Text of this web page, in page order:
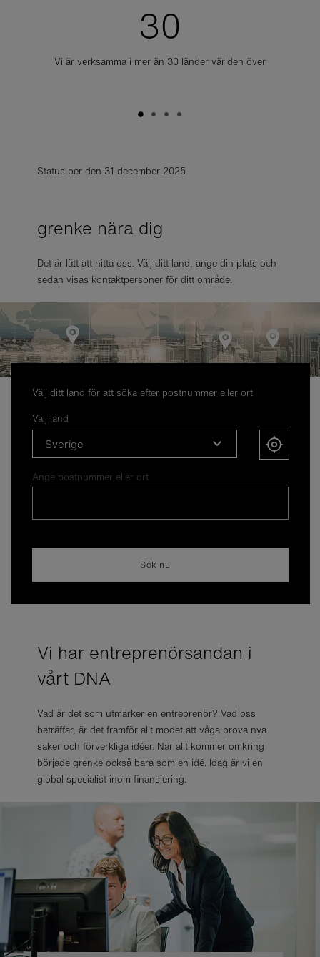
30
Vi är verksamma i mer än 30 länder världen över
Status per den 31 december 2025
grenke nära dig
Det är lätt att hitta oss. Välj ditt land, ange din plats och
sedan visas kontaktpersoner för ditt område.
Välj ditt land för att söka efter postnummer eller ort
Sverige
Välj land
Ange postnummer eller ort
Sök nu
Vi har entreprenörsandan i
vårt DNA
Vad är det som utmärker en entreprenör? Vad oss
beträffar, är det framför allt modet att våga prova nya
saker och förverkliga idéer. När allt kommer omkring
började grenke också bara som en idé. Idag är vi en
global specialist inom finansiering.